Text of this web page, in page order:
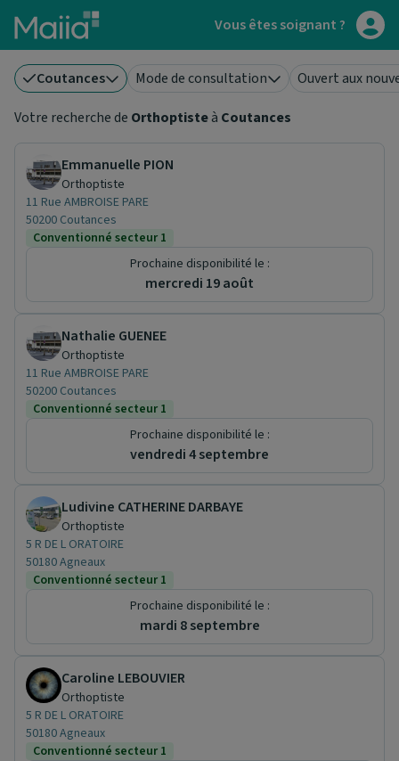
Aller au contenu principal Vous êtes soignant ?
Coutances Mode de consultation
Ouvert aux
Votre recherche de Orthoptisteà Coutances
Emmanuelle PION
Orthoptiste
11 Rue AMBROISE PARE
50200 Coutances
Conventionné secteur 1
Prochaine disponibilité le :
mercredi 19 août
Nathalie GUENEE
Orthoptiste
11 Rue AMBROISE PARE
50200 Coutances
Conventionné secteur 1
Prochaine disponibilité le :
vendredi 4 septembre
Ludivine CATHERINE DARBAYE
Orthoptiste
5 R DE L ORATOIRE
50180 Agneaux
Conventionné secteur 1
Prochaine disponibilité le :
mardi 8 septembre
Caroline LEBOUVIER
Orthoptiste
5 R DE L ORATOIRE
50180 Agneaux
Conventionné secteur 1